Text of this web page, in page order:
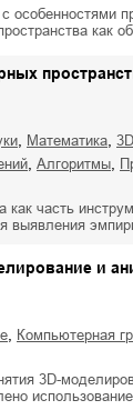
особенностями
как
математика
алгоритмы
часть
выявления
и
компьютерная
3D-